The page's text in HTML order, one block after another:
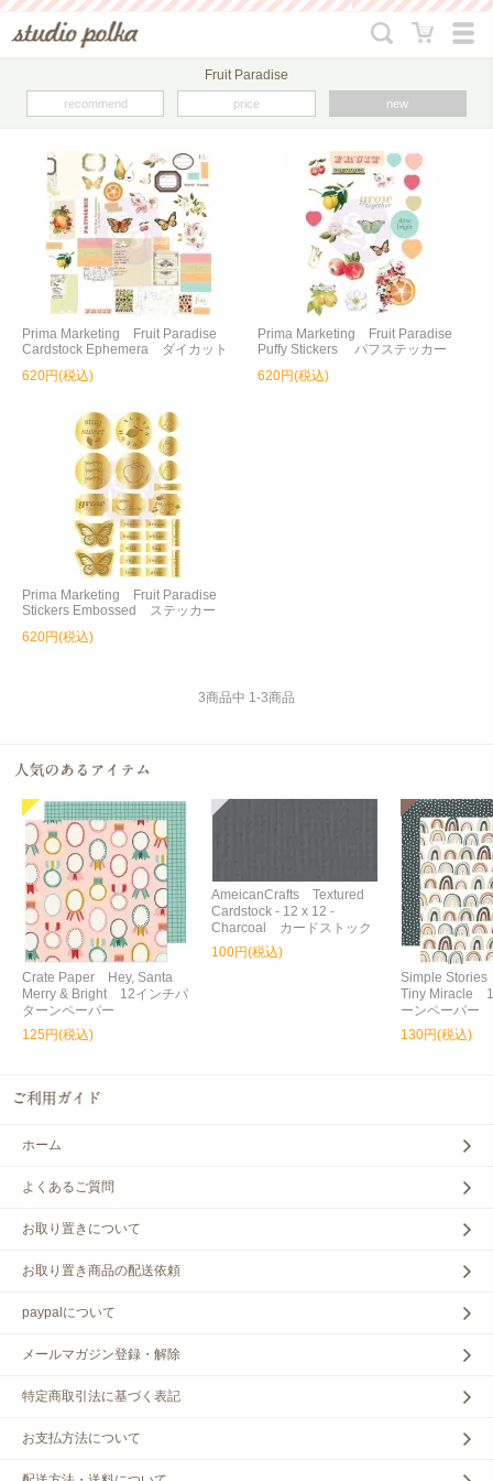
Fruit Paradise
recommend price new
Prima Marketing Fruit Paradise
Cardstock Ephemera ダイカット
620円(税込)
Prima Marketing Fruit Paradise
Puffy Stickers パフステッカー
620円(税込)
Prima Marketing Fruit Paradise
Stickers Embossed ステッカー
620円(税込)
3商品中 1-3商品
Crate Paper Hey, Santa
Merry & Bright 12インチパ
ターンペーパー
125円(税込)
AmeicanCrafts Textured
Cardstock - 12 x 12 -
Charcoal カードストック
100円(税込)
Simple
Tiny Miracle
ーンペーパー
130円(税込)
ホーム
よくあるご質問
お取り置きについて
お取り置き商品の配送依頼
paypalについて
メールマガジン登録・解除
特定商取引法に基づく表記
お支払方法について